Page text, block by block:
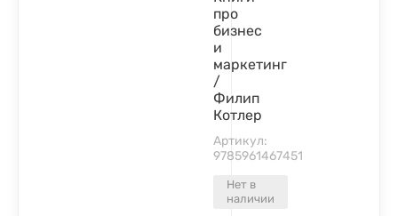
Нет в
наличии
про
бизнес
и
маркетинг
/
Филип
Котлер
Артикул:
9785961467451